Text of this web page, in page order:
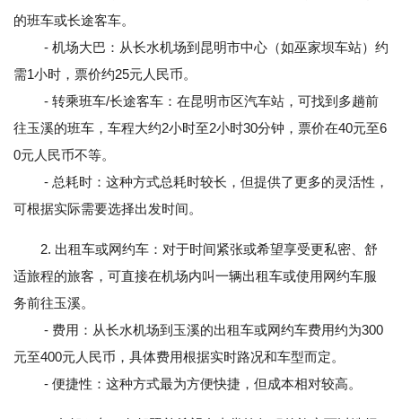
的班车或长途客车。
- 机场大巴：从长水机场到昆明市中心（如巫家坝车站）约
需1小时，票价约25元人民币。
- 转乘班车/长途客车：在昆明市区汽车站，可找到多趟前
往玉溪的班车，车程大约2小时至2小时30分钟，票价在40元至6
0元人民币不等。
- 总耗时：这种方式总耗时较长，但提供了更多的灵活性，
可根据实际需要选择出发时间。
2. 出租车或网约车：对于时间紧张或希望享受更私密、舒
适旅程的旅客，可直接在机场内叫一辆出租车或使用网约车服
务前往玉溪。
- 费用：从长水机场到玉溪的出租车或网约车费用约为300
元至400元人民币，具体费用根据实时路况和车型而定。
- 便捷性：这种方式最为方便快捷，但成本相对较高。